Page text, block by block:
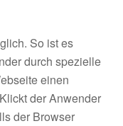
So ist es
durch spezielle
einen
der Anwender
der Browser